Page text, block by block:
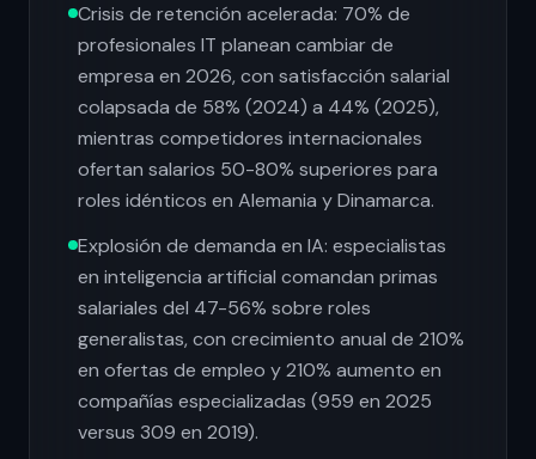
Crisis de retención acelerada: 70% de
profesionales IT planean cambiar de
empresa en 2026, con satisfacción salarial
colapsada de 58% (2024) a 44% (2025),
mientras competidores internacionales
ofertan salarios 50-80% superiores para
roles idénticos en Alemania y Dinamarca.
Explosión de demanda en IA: especialistas
en inteligencia artificial comandan primas
salariales del 47-56% sobre roles
generalistas, con crecimiento anual de 210%
en ofertas de empleo y 210% aumento en
compañías especializadas (959 en 2025
versus 309 en 2019).